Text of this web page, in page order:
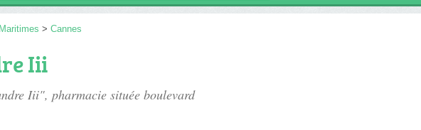
> Cannes
Iii
Iii", pharmacie située boulevard